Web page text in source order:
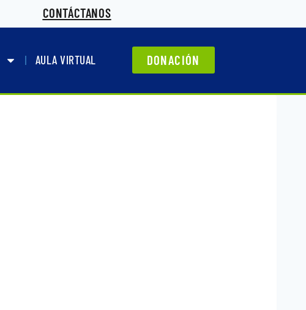
CONTÁCTANOS
AULA VIRTUAL DONACIÓN